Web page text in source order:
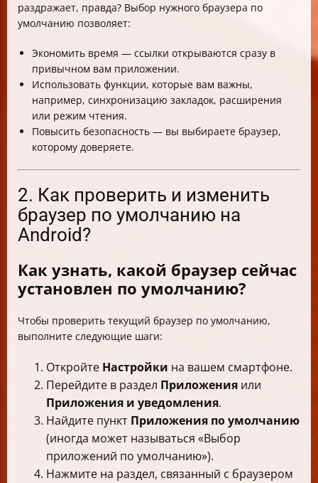
раздражает, правда? Выбор нужного браузера по
умолчанию позволяет:
Экономить время — ссылки открываются сразу в
привычном вам приложении.
Использовать функции, которые вам важны,
например, синхронизацию закладок, расширения
или режим чтения.
Повысить безопасность — вы выбираете браузер,
которому доверяете.
2. Как проверить и изменить
браузер по умолчанию на
Android?
Как узнать, какой браузер сейчас
установлен по умолчанию?
Чтобы проверить текущий браузер по умолчанию,
выполните следующие шаги:
Откройте Настройки на вашем смартфоне.
Перейдите в раздел Приложения или
Приложения и уведомления.
Найдите пункт Приложения по умолчанию
(иногда может называться «Выбор
приложений по умолчанию»).
Нажмите на раздел, связанный с браузером